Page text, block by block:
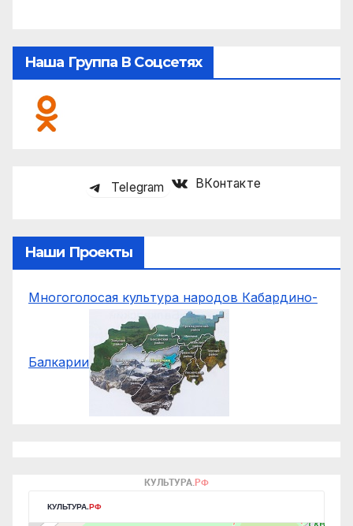
Наша Группа В Соцсетях
Telegram ВКонтакте
Наши Проекты
Многоголосая культура народов Кабардино-
Балкарии